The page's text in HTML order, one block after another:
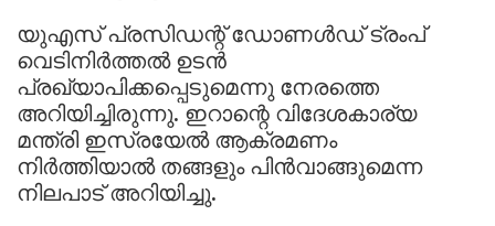
യുഎസ് പ്രസിഡന്റ് ഡോണൾഡ് ട്രംപ്
വെടിനിർത്തൽ ഉടൻ
പ്രഖ്യാപിക്കപ്പെടുമെന്നു നേരത്തെ
അറിയിച്ചിരുന്നു. ഇറാന്റെ വിദേശകാര്യ
മന്ത്രി ഇസ്രയേൽ ആക്രമണം
നിർത്തിയാൽ തങ്ങളും പിൻവാങ്ങുമെന്ന
നിലപാട് അറിയിച്ചു.